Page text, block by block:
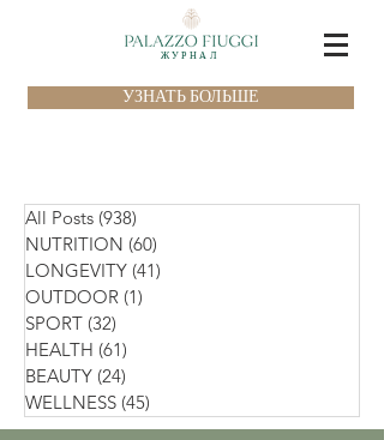
ЖУРНАЛ
УЗНАТЬ БОЛЬШЕ
All Posts (938)
NUTRITION (60)
LONGEVITY (41)
OUTDOOR (1)
SPORT (32)
HEALTH (61)
BEAUTY (24)
WELLNESS (45)